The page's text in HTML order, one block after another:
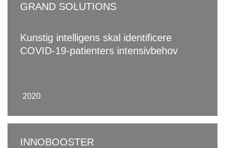
GRAND SOLUTIONS
Kunstig intelligens skal identificere
COVID-19-patienters intensivbehov
2020
INNOBOOSTER